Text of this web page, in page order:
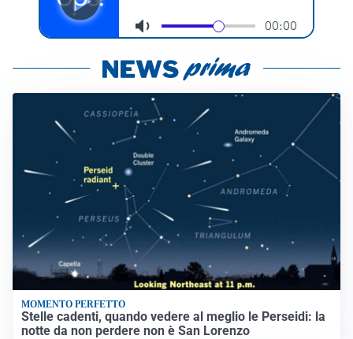
MOMENTO PERFETTO
Stelle cadenti, quando vedere al meglio le Perseidi: la
notte da non perdere non è San Lorenzo